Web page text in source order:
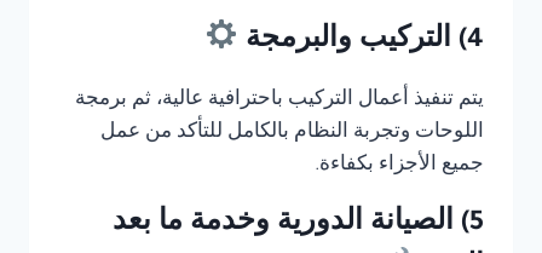
4) التركيب والبرمجة
يتم تنفيذ أعمال التركيب باحترافية عالية، ثم برمجة
اللوحات وتجربة النظام بالكامل للتأكد من عمل
جميع الأجزاء بكفاءة.
5) الصيانة الدورية وخدمة ما بعد